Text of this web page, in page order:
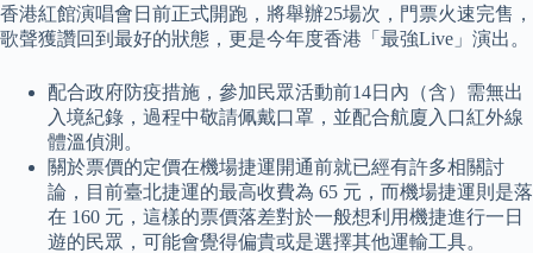
香港紅館演唱會日前正式開跑，將舉辦25場次，門票火速完售，
歌聲獲讚回到最好的狀態，更是今年度香港「最強Live」演出。
配合政府防疫措施，參加民眾活動前14日內（含）需無出
入境紀錄，過程中敬請佩戴口罩，並配合航廈入口紅外線
體溫偵測。
關於票價的定價在機場捷運開通前就已經有許多相關討
論，目前臺北捷運的最高收費為 65 元，而機場捷運則是落
在 160 元，這樣的票價落差對於一般想利用機捷進行一日
遊的民眾，可能會覺得偏貴或是選擇其他運輸工具。